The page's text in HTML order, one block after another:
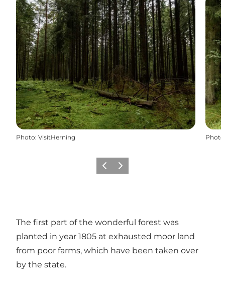
Photo: VisitHerning Photo
PrécédentSuivant
The first part of the wonderful forest was
planted in year 1805 at exhausted moor land
from poor farms, which have been taken over
by the state.